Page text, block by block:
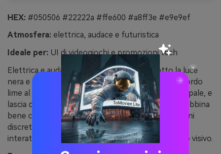
HEX: #050506 #22222a #ffe600 #a8ff3e #e9e9ef
Atmosfera: elettrica, audace e futuristica
Ideale per: UI di videogiochi e promozioni tech
Elettrica e audace, sembra nastro neon sotto la luce
nera e UI che brillano in una stanza buia. Tieni il bordo
lime al minimo per non competere col giallo principale, e
lascia che il quasi-nero faccia il lavoro pesante. Si abbina
bene con icone affilate, contorni sottili e gradazioni
discrete. Consiglio: usa i toni neon solo per stati
interattivi (hover, active) per evitare affaticamento visivo.